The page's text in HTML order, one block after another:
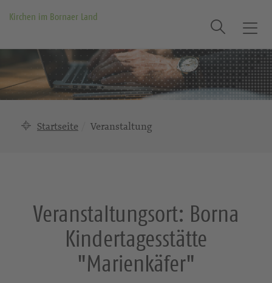
Kirchen im Bornaer Land
T
o
g
g
l
Suche
Startseite Veranstaltung
Veranstaltungsort: Borna
Kindertagesstätte
"Marienkäfer"